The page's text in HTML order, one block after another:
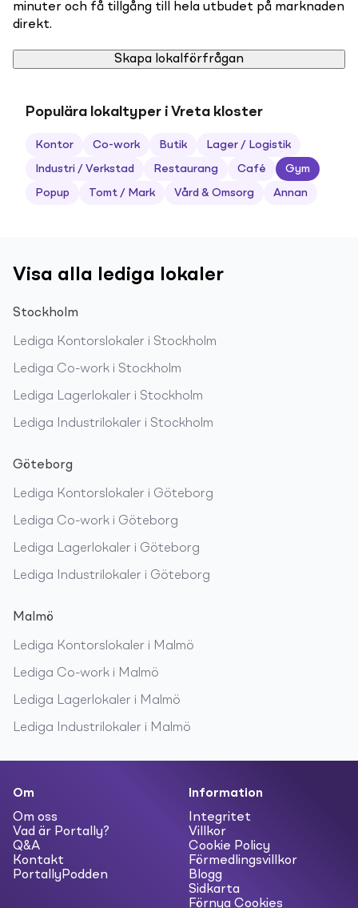
minuter och få tillgång till hela utbudet på marknaden
direkt.
Skapa lokalförfrågan
Populära lokaltyper i Vreta kloster
Kontor Co-work Butik Lager / Logistik
Industri / Verkstad Restaurang Café Gym
Popup Tomt / Mark Vård & Omsorg Annan
Visa alla lediga lokaler
Stockholm
Lediga Kontorslokaler i Stockholm
Lediga Co-work i Stockholm
Lediga Lagerlokaler i Stockholm
Lediga Industrilokaler i Stockholm
Göteborg
Lediga Kontorslokaler i Göteborg
Lediga Co-work i Göteborg
Lediga Lagerlokaler i Göteborg
Lediga Industrilokaler i Göteborg
Malmö
Lediga Kontorslokaler i Malmö
Lediga Co-work i Malmö
Lediga Lagerlokaler i Malmö
Lediga Industrilokaler i Malmö
Om
Om oss
Vad är Portally?
Q&A
Kontakt
PortallyPodden
Information
Integritet
Villkor
Cookie Policy
Förmedlingsvillkor
Blogg
Sidkarta
Förnya Cookies